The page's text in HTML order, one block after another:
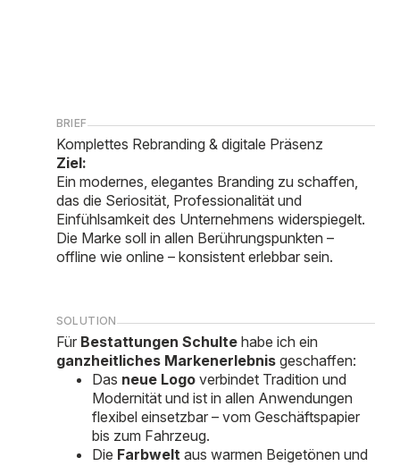
BRIEF
Komplettes Rebranding & digitale Präsenz
Ziel:
Ein modernes, elegantes Branding zu schaffen,
das die Seriosität, Professionalität und
Einfühlsamkeit des Unternehmens widerspiegelt.
Die Marke soll in allen Berührungspunkten –
offline wie online – konsistent erlebbar sein.
SOLUTION
Für Bestattungen Schultehabe ich ein
ganzheitliches Markenerlebnisgeschaffen:
Das neue Logoverbindet Tradition und
Modernität und ist in allen Anwendungen
flexibel einsetzbar – vom Geschäftspapier
bis zum Fahrzeug.
Die Farbweltaus warmen Beigetönen und